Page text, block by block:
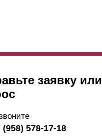
заявку или
(958) 578-17-18